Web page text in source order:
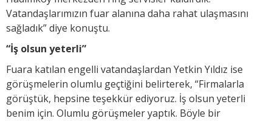
Vatandaşlarımızın fuar alanına daha rahat ulaşmasını
sağladık” diye konuştu.
“İş olsun yeterli”
Fuara katılan engelli vatandaşlardan Yetkin Yıldız ise
görüşmelerin olumlu geçtiğini belirterek, “Firmalarla
görüştük, hepsine teşekkür ediyoruz. İş olsun yeterli
benim için. Olumlu görüşmeler yaptık. Böyle bir